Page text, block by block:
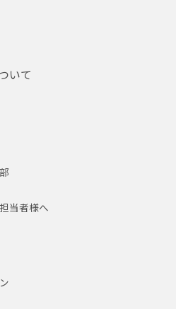
いて
当者様へ